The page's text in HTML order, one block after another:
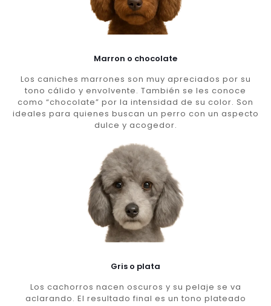
Marron o chocolate
Los caniches marrones son muy apreciados por su
tono cálido y envolvente. También se les conoce
como “chocolate” por la intensidad de su color. Son
ideales para quienes buscan un perro con un aspecto
dulce y acogedor.
Gris o plata
Los cachorros nacen oscuros y su pelaje se va
aclarando. El resultado final es un tono plateado